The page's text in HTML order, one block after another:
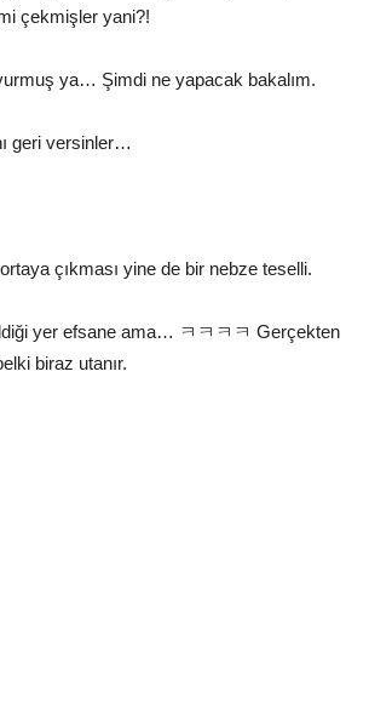
çekmişler yani?!
ya… Şimdi ne yapacak bakalım.
geri versinler…
çıkması yine de bir nebze teselli.
yer efsane ama… ㅋㅋㅋㅋ Gerçekten
biraz utanır.